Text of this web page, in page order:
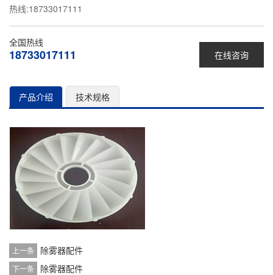
热线:18733017111
在线咨询
全国热线
18733017111
产品介绍 技术规格
上一条 除雾器配件
下一条 除雾器配件